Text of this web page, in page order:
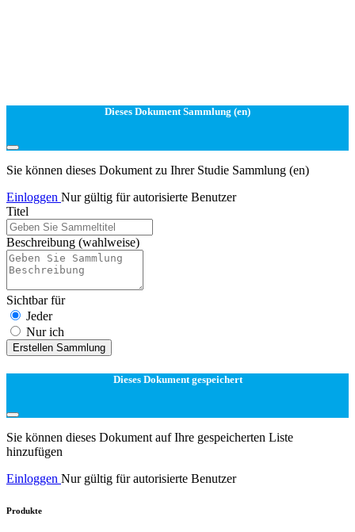
Dieses Dokument Sammlung (en)
Sie können dieses Dokument zu Ihrer Studie Sammlung (en)
Einloggen Nur gültig für autorisierte Benutzer
Titel
Beschreibung (wahlweise)
Sichtbar für
Jeder
Nur ich
Erstellen Sammlung
Dieses Dokument gespeichert
Sie können dieses Dokument auf Ihre gespeicherten Liste
hinzufügen
Einloggen Nur gültig für autorisierte Benutzer
Produkte